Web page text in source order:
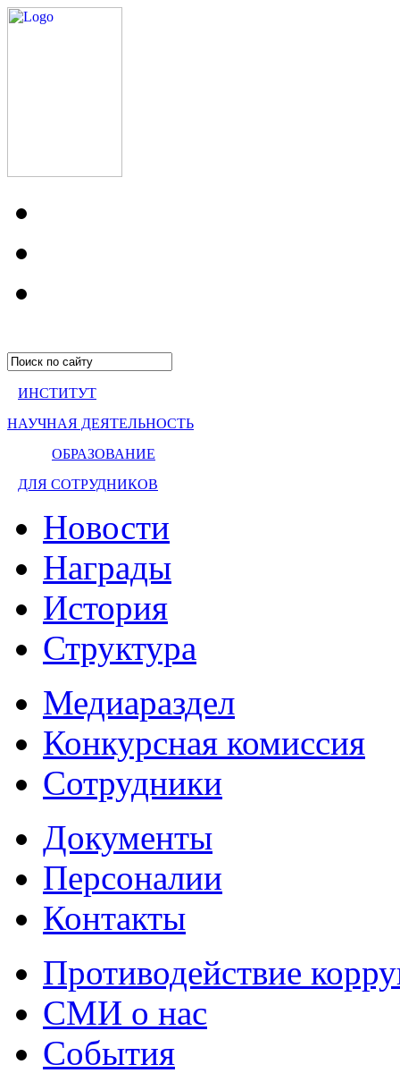
ИНСТИТУТ
НАУЧНАЯ ДЕЯТЕЛЬНОСТЬ
ОБРАЗОВАНИЕ
ДЛЯ СОТРУДНИКОВ
Новости
Награды
История
Структура
Медиараздел
Конкурсная комиссия
Сотрудники
Документы
Персоналии
Контакты
Противодействие
СМИ о нас
События